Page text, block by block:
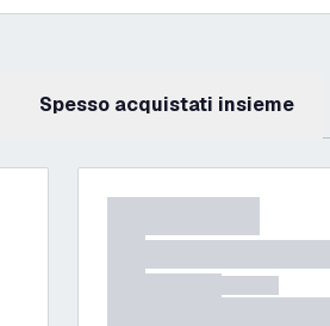
Spesso acquistati insieme